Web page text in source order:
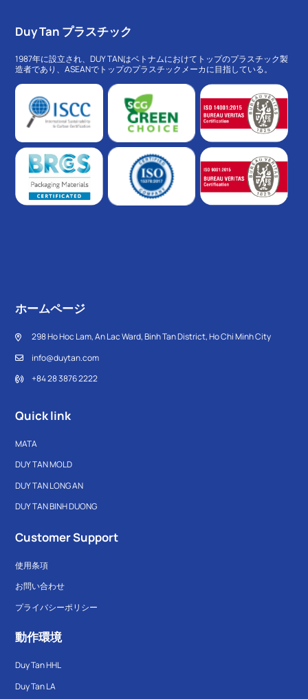
Duy Tan プラスチック
1987年に設立され、DUY TANはベトナムにおけてトップのプラスチック製
造者であり、ASEANでトップのプラスチックメーカに目指している。
ホームページ
298 Ho Hoc Lam, An Lac Ward, Binh Tan District, Ho Chi Minh City
info@duytan.com
+84 28 3876 2222
Quick link
MATA
DUY TAN MOLD
DUY TAN LONG AN
DUY TAN BINH DUONG
Customer Support
使用条項
お問い合わせ
プライバシーポリシー
動作環境
Duy Tan HHL
Duy Tan LA